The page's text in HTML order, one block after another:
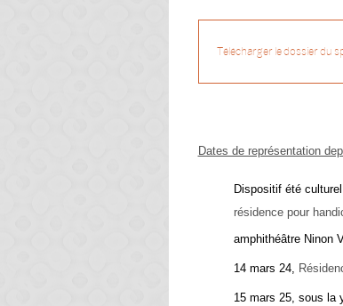
Télécharger le dossier du
Dates de représentation
Dispositif été
résidence pour
amphithéâtre Ninon
14 mars 24,
15 mars 25, sous la